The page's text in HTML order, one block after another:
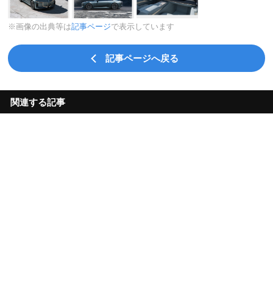
※画像の出典等は記事ページで表示しています
記事ページへ戻る
関連する記事